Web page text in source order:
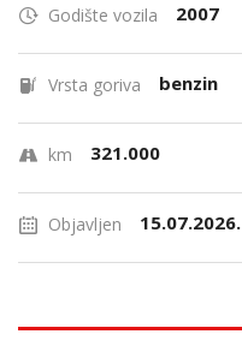
Godište vozila 2007
Vrsta goriva benzin
km 321.000
Objavljen 15.07.2026.